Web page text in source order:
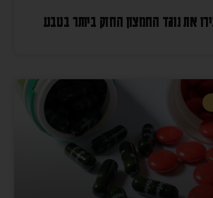
את נוגד החמצון החזק ביותר בטבע